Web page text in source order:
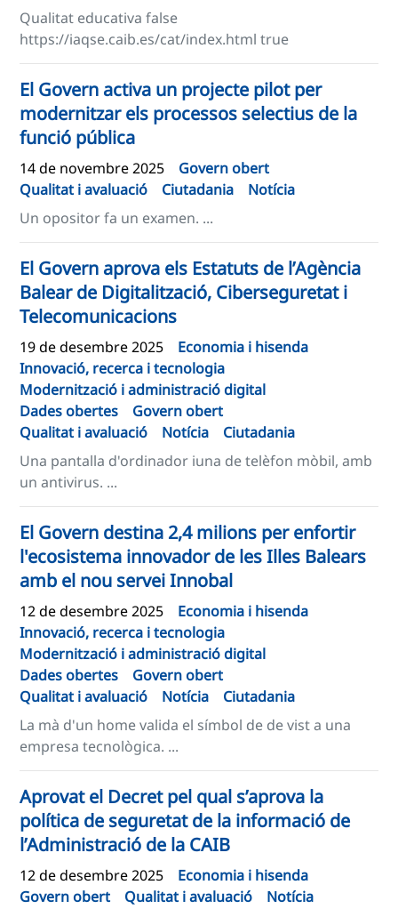
Qualitat educativa false
https://iaqse.caib.es/cat/index.html true
El Govern activa un projecte pilot per
modernitzar els processos selectius de la
funció pública
14 de novembre 2025
Govern obert
Qualitat i avaluació
Ciutadania
Notícia
Un opositor fa un examen. ...
El Govern aprova els Estatuts de l’Agència
Balear de Digitalització, Ciberseguretat i
Telecomunicacions
19 de desembre 2025
Economia i hisenda
Innovació, recerca i tecnologia
Modernització i administració digital
Dades obertes
Govern obert
Qualitat i avaluació
Notícia
Ciutadania
Una pantalla d'ordinador iuna de telèfon mòbil, amb
un antivirus. ...
El Govern destina 2,4 milions per enfortir
l'ecosistema innovador de les Illes Balears
amb el nou servei Innobal
12 de desembre 2025
Economia i hisenda
Innovació, recerca i tecnologia
Modernització i administració digital
Dades obertes
Govern obert
Qualitat i avaluació
Notícia
Ciutadania
La mà d'un home valida el símbol de de vist a una
empresa tecnològica. ...
Aprovat el Decret pel qual s’aprova la
política de seguretat de la informació de
l’Administració de la CAIB
12 de desembre 2025
Economia i hisenda
Govern obert
Qualitat i avaluació
Notícia